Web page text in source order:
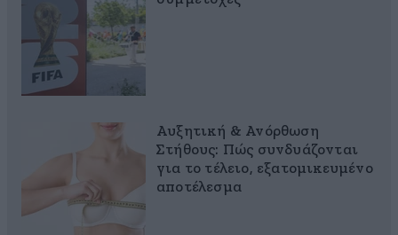
Αυξητική & Ανόρθωση
Στήθους: Πώς συνδυάζονται
για το τέλειο, εξατομικευμένο
αποτέλεσμα